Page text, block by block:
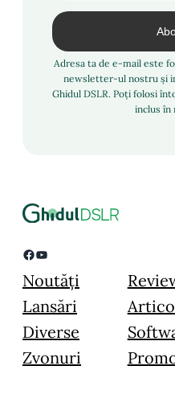
Adresa ta de e-mail este
newsletter-ul nostru și
Ghidul DSLR. Poți folosi
inclus în
Facebook YouTube
Noutăți
Lansări
Diverse
Zvonuri